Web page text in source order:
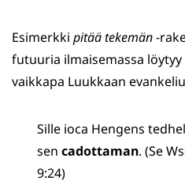
Esimerkki pitää tekemän-
futuuria ilmaisemassa
vaikkapa Luukkaan
Sille ioca Hengens
sen cadottaman. (Se
9:24)